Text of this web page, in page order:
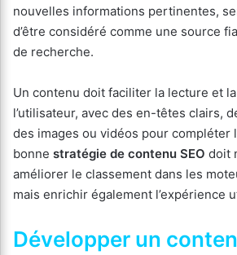
nouvelles informations pertinentes,
d’être considéré comme une source
de recherche.
Un contenu doit faciliter la lecture et
l’utilisateur, avec des en-têtes clairs,
des images ou vidéos pour compléter
bonne stratégie de contenu SEO doit
améliorer le classement dans les
mais enrichir également l’expérience
Développer un